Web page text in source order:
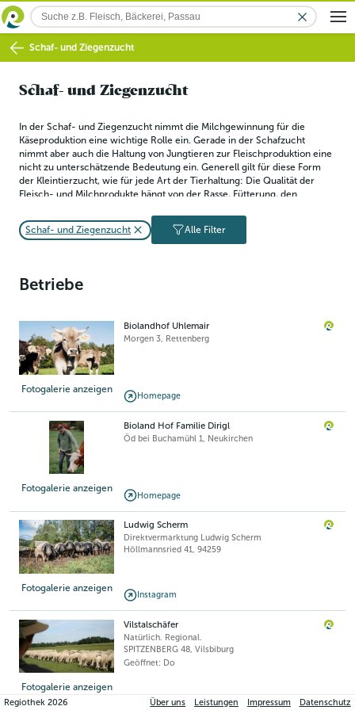
Schaf- und Ziegenzucht
Schaf- und Ziegenzucht
In der Schaf- und Ziegenzucht nimmt die Milchgewinnung für die
Käseproduktion eine wichtige Rolle ein. Gerade in der Schafzucht
nimmt aber auch die Haltung von Jungtieren zur Fleischproduktion eine
nicht zu unterschätzende Bedeutung ein. Generell gilt für diese Form
der Kleintierzucht, wie für jede Art der Tierhaltung: Die Qualität der
Fleisch- und Milchprodukte hängt von der Rasse, Fütterung, den
Schlachtung ab.
Schaf- und Ziegenzucht Alle Filter
Betriebe
Fotogalerie anzeigen
Biolandhof Uhlemair
Morgen 3, Rettenberg
Homepage
Fotogalerie anzeigen
Bioland Hof Familie Dirigl
Öd bei Buchamühl 1, Neukirchen
Homepage
Fotogalerie anzeigen
Ludwig Scherm
Direktvermarktung Ludwig Scherm
Höllmannsried 41, 94259
Instagram
Fotogalerie anzeigen
Vilstalschäfer
Natürlich. Regional.
SPITZENBERG 48, Vilsbiburg
Geöffnet: Do
Regiothek2026 Über uns Leistungen Impressum Datenschutz